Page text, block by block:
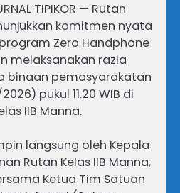
TIPIKOR — Rutan
komitmen nyata
Zero Handphone
melaksanakan razia
binaan pemasyarakatan
pukul 11.20 WIB di
IIB Manna.
langsung oleh Kepala
Rutan Kelas IIB Manna,
Ketua Tim Satuan